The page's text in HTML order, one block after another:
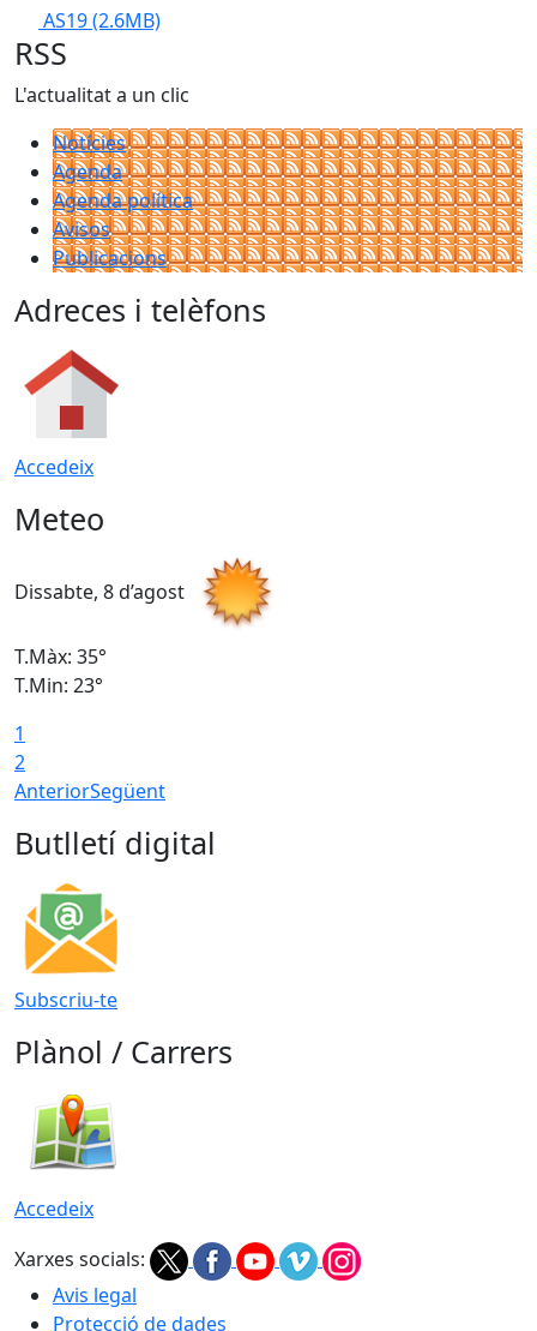
AS19(2.6MB)
RSS
L'actualitat a un clic
Notícies
Agenda
Agenda política
Avisos
Publicacions
Adreces i telèfons
Accedeix
Meteo
Dissabte, 8 d’agost
T.Màx: 35°
T.Min: 23°
1
2
AnteriorSegüent
Butlletí digital
Subscriu-te
Plànol / Carrers
Accedeix
Xarxes socials:
Avis legal
Protecció de dades